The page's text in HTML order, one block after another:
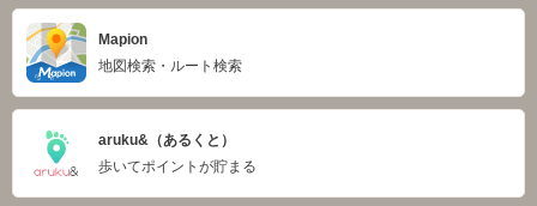
Mapion
地図検索・ルート検索
aruku&（あるくと）
歩いてポイントが貯まる